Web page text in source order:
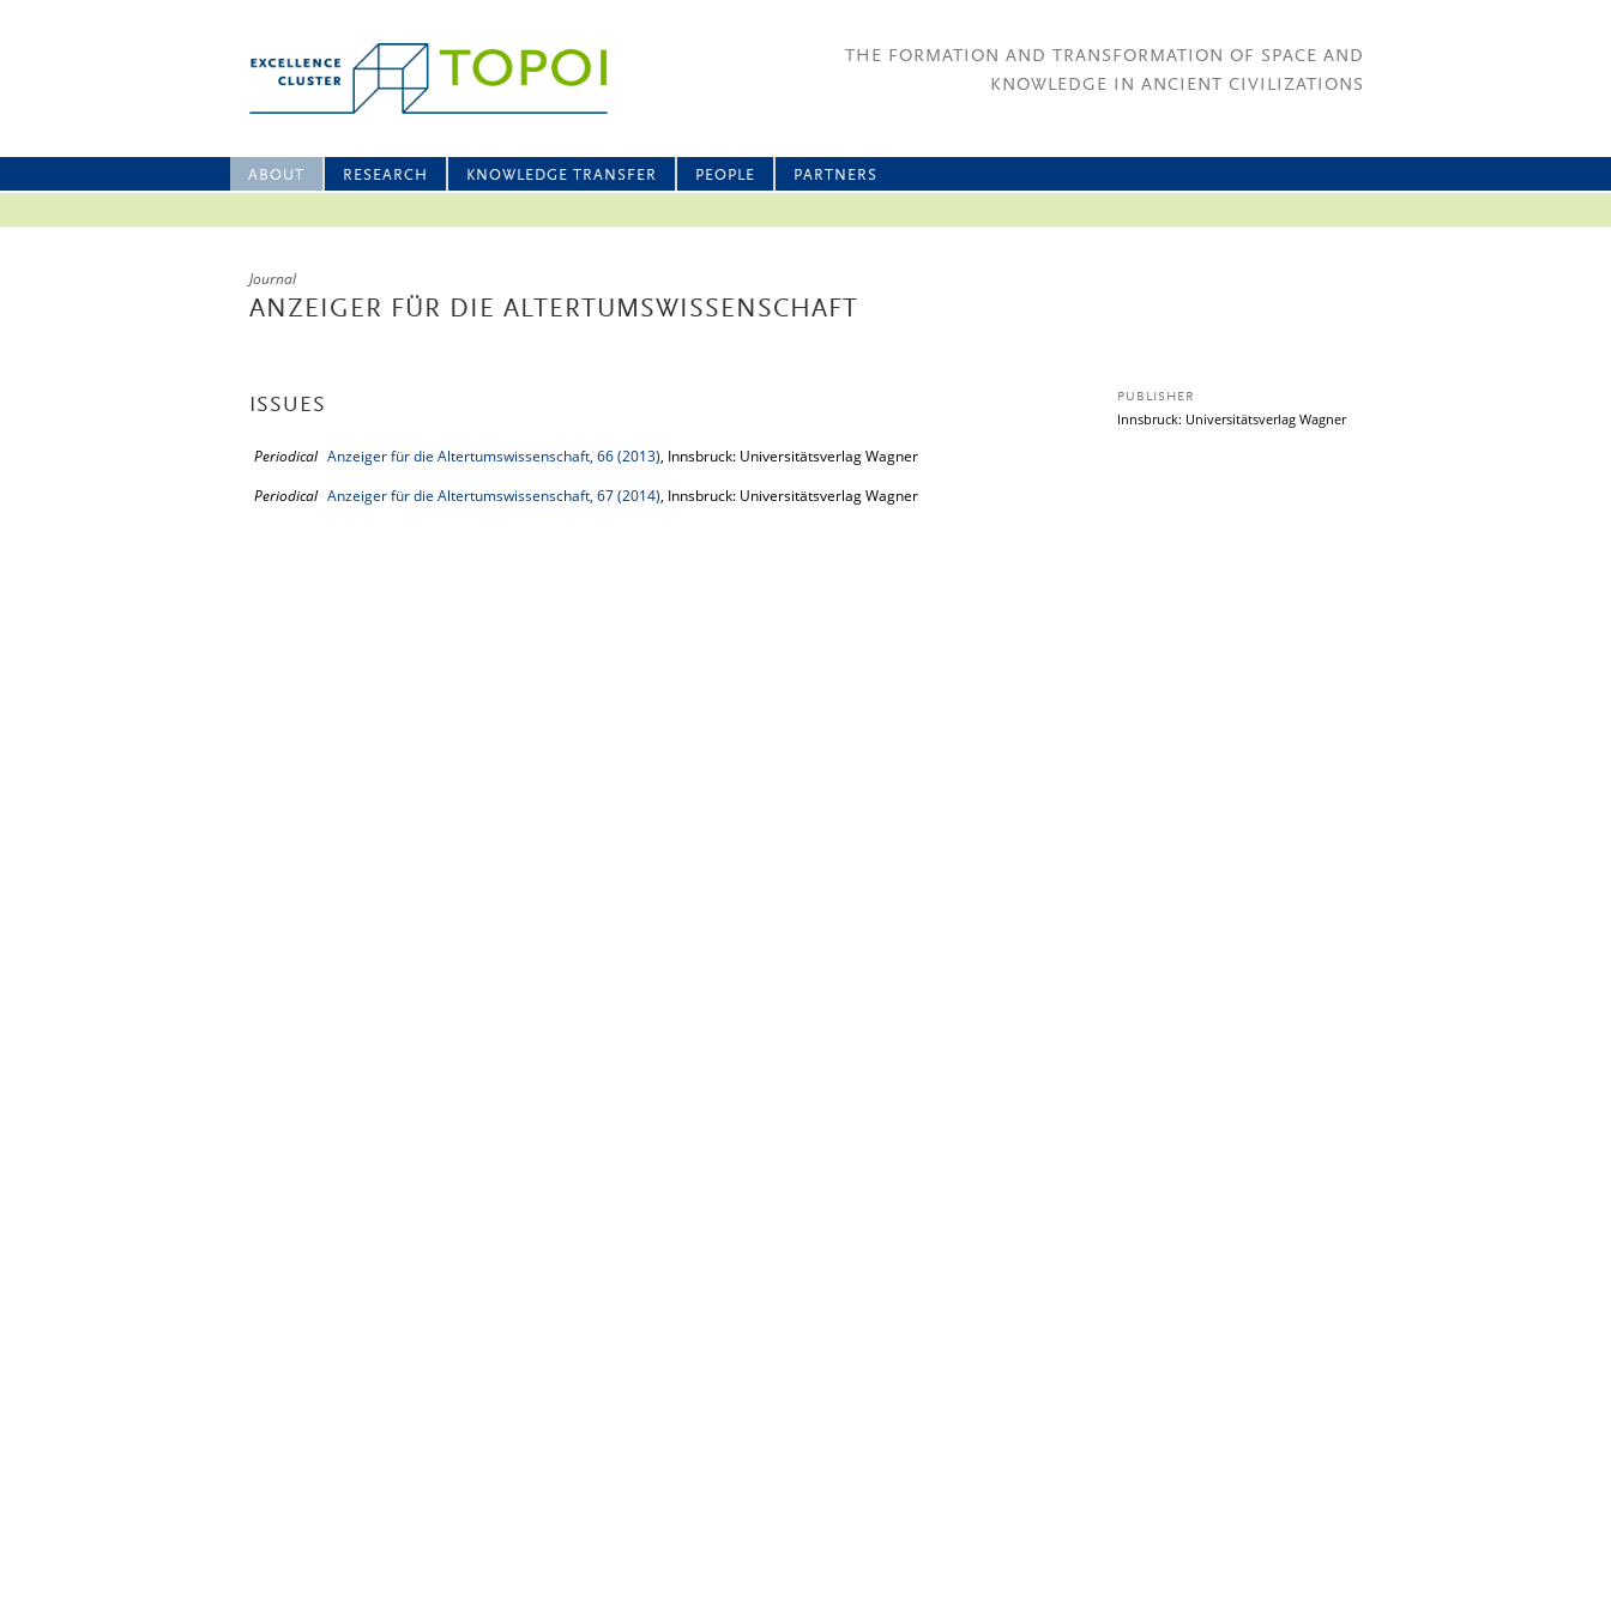
THE FORMATION AND TRANSFORMATION OF SPACE AND
KNOWLEDGE IN ANCIENT CIVILIZATIONS
ABOUT RESEARCH KNOWLEDGE TRANSFER PEOPLE PARTNERS
Journal
ANZEIGER FÜR DIE ALTERTUMSWISSENSCHAFT
ISSUES
Periodical Anzeiger für die Altertumswissenschaft, 66 (2013), Innsbruck: Universitätsverlag Wagner
Periodical Anzeiger für die Altertumswissenschaft, 67 (2014), Innsbruck: Universitätsverlag Wagner
PUBLISHER
Innsbruck: Universitätsverlag Wagner